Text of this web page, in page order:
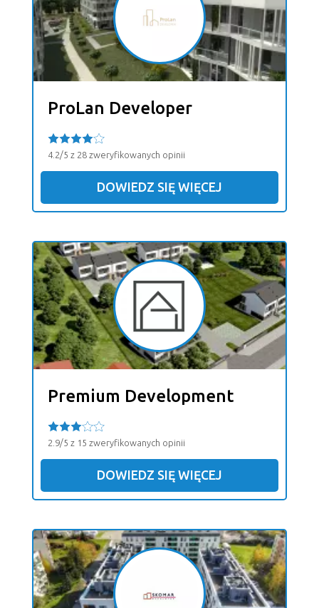
ProLan Developer
4.2/5 z 28 zweryfikowanych opinii
DOWIEDZ SIĘ WIĘCEJ
Premium Development
2.9/5 z 15 zweryfikowanych opinii
DOWIEDZ SIĘ WIĘCEJ